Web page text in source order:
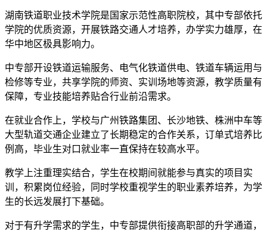
湖南铁道职业技术学院是国家示范性高职院校，其中专部依托
学院的优质资源，开展铁路交通人才培养，办学实力雄厚，在
华中地区极具影响力。
中专部开设铁道运输服务、电气化铁道供电、铁道车辆运用与
检修等专业，共享学院的师资、实训场地等资源，教学质量有
保障，专业技能培养贴合行业前沿需求。
在就业合作上，学校与广州铁路集团、长沙地铁、株洲中车等
大型轨道交通企业建立了长期稳定的合作关系，订单式培养比
例高，毕业生对口就业率一直保持在较高水平。
教学上注重理实结合，学生在校期间就能参与真实的项目实
训，积累岗位经验，同时学校重视学生的职业素养培养，为学
生的长远发展打下基础。
对于有升学需求的学生，中专部提供衔接高职部的升学通道，